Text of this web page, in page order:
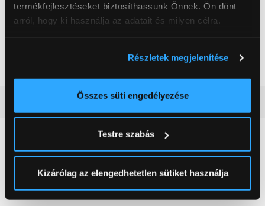
termékfejlesztéseket biztosíthassunk Önnek. Ön dönt
arról, hogy ki használja az adatait és milyen célra.
elhelyezkedéséről pár méteres pontossággal
Az Ön készülékén beazonosítása annak konkrét
módjairól és adja meg preferenciáit aRészletek
pontban. Bármikor módosíthatja vagy visszavonhatja a
Sütinyilatkozathoz való hozzájárulását.
Részletek megjelenítése
Összes süti engedélyezése
Testre szabás
Kizárólag az elengedhetetlen sütiket használja
Gorenje NRS8182KX Side
by side hűtőszekrény
Alulfagyasztós
124 999 Ft
Vásárlói vélemények(0)
0
0 értékelés